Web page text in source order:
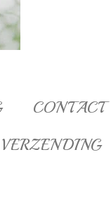
CONTACT
VERZENDING